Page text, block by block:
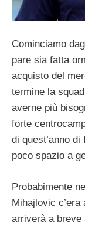
Cominciamo
pare sia fatta
acquisto del
termine la
averne più
forte
di quest’anno di
poco spazio a
Probabimente
Mihajlovic
arriverà a breve